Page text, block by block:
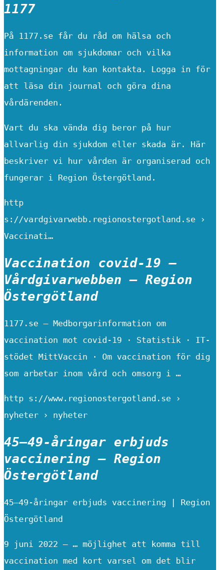
1177
På 1177.se får du råd om hälsa och
information om sjukdomar och vilka
mottagningar du kan kontakta. Logga in för
att läsa din journal och göra dina
vårdärenden.
Vart du ska vända dig beror på hur
allvarlig din sjukdom eller skada är. Här
beskriver vi hur vården är organiserad och
fungerar i Region Östergötland.
http
s://vardgivarwebb.regionostergotland.se ›
Vaccinati…
Vaccination covid-19 –
Vårdgivarwebben – Region
Östergötland
1177.se – Medborgarinformation om
vaccination mot covid-19 · Statistik · IT-
stödet MittVaccin · Om vaccination för dig
som arbetar inom vård och omsorg i …
http s://www.regionostergotland.se ›
nyheter › nyheter
45—49-åringar erbjuds
vaccinering – Region
Östergötland
45—49-åringar erbjuds vaccinering | Region
Östergötland
9 juni 2022 — … möjlighet att komma till
vaccination med kort varsel om det blir